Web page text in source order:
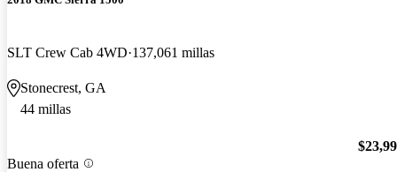
SLT Crew Cab 4WD 137,061 millas
Stonecrest, GA
44 millas
Buena oferta